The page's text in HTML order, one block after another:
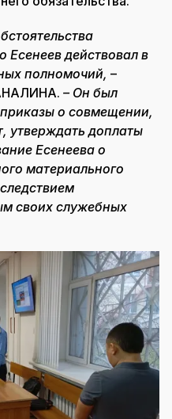
Есенеев действовал в
полномочий, –
– Он был
о совмещении,
утверждать доплаты
Есенеева о
материального
своих служебных